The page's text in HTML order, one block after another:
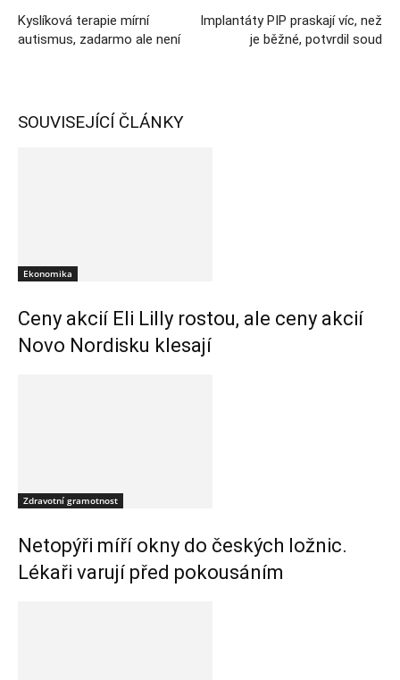
Kyslíková terapie mírní
autismus, zadarmo ale není
Implantáty PIP praskají víc, než
je běžné, potvrdil soud
SOUVISEJÍCÍ ČLÁNKY
Ekonomika
Ceny akcií Eli Lilly rostou, ale ceny akcií
Novo Nordisku klesají
Zdravotní gramotnost
Netopýři míří okny do českých ložnic.
Lékaři varují před pokousáním